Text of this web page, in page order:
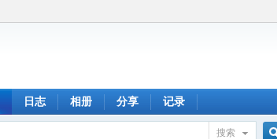
日志 相册 分享 记录
搜索